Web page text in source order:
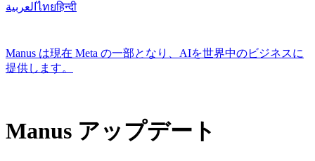
العربيةไทยहिन्दी
Manus は現在 Meta の一部となり、AIを世界中のビジネスに
提供します。
Manus アップデート